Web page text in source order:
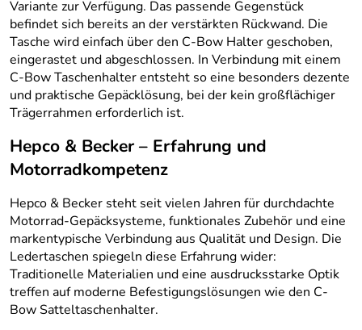
Variante zur Verfügung. Das passende Gegenstück
befindet sich bereits an der verstärkten Rückwand. Die
Tasche wird einfach über den C-Bow Halter geschoben,
eingerastet und abgeschlossen. In Verbindung mit einem
C-Bow Taschenhalter entsteht so eine besonders dezente
und praktische Gepäcklösung, bei der kein großflächiger
Trägerrahmen erforderlich ist.
Hepco & Becker – Erfahrung und
Motorradkompetenz
Hepco & Becker steht seit vielen Jahren für durchdachte
Motorrad-Gepäcksysteme, funktionales Zubehör und eine
markentypische Verbindung aus Qualität und Design. Die
Ledertaschen spiegeln diese Erfahrung wider:
Traditionelle Materialien und eine ausdrucksstarke Optik
treffen auf moderne Befestigungslösungen wie den C-
Bow Satteltaschenhalter.